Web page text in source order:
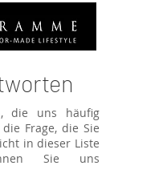
die uns häufig
Frage, die Sie
in dieser Liste
Sie uns